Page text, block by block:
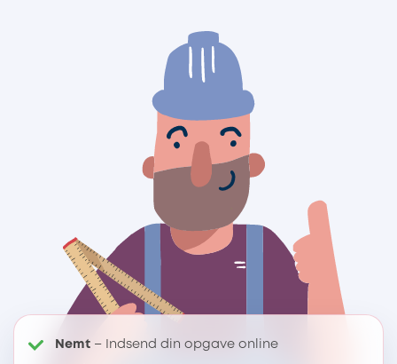
Nemt – Indsend din opgave online